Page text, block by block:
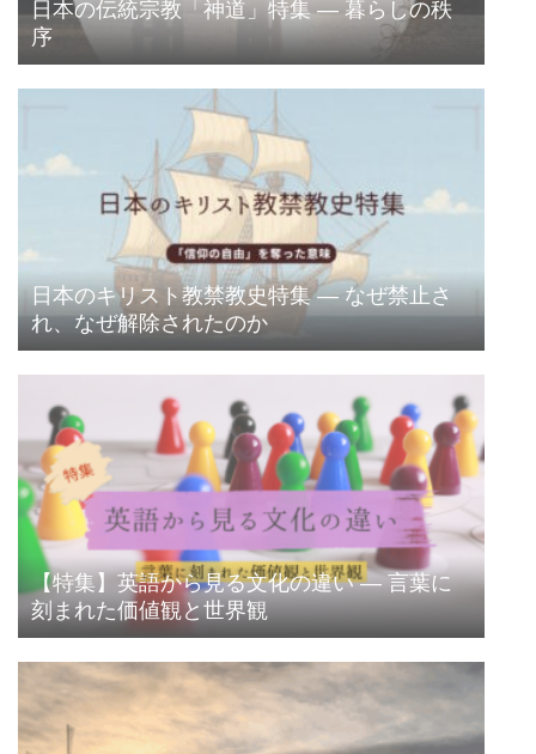
日本の伝統宗教「神道」特集 ― 暮らしの秩
序
日本のキリスト教禁教史特集 ― なぜ禁止さ
れ、なぜ解除されたのか
【特集】英語から見る文化の違い ― 言葉に
刻まれた価値観と世界観